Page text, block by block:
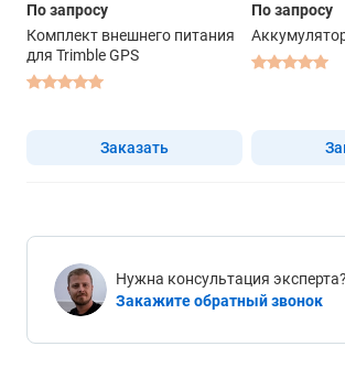
По запросу
Комплект внешнего питания
для Trimble GPS
Заказать
По запросу
Нужна консультация эксперта?
Закажите обратный звонок